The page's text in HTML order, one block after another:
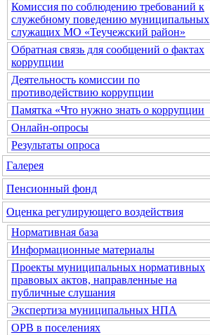
Комиссия по соблюдению требований к
служебному поведению муниципальных
служащих МО «Теучежский район»
Обратная связь для сообщений о фактах
коррупции
Деятельность комиссии по
противодействию коррупции
Памятка «Что нужно знать о коррупции
Онлайн-опросы
Результаты опроса
Галерея
Пенсионный фонд
Оценка регулирующего воздействия
Нормативная база
Информационные материалы
Проекты муниципальных нормативных
правовых актов, направленные на
публичные слушания
Экспертиза муниципальных НПА
ОРВ в поселениях